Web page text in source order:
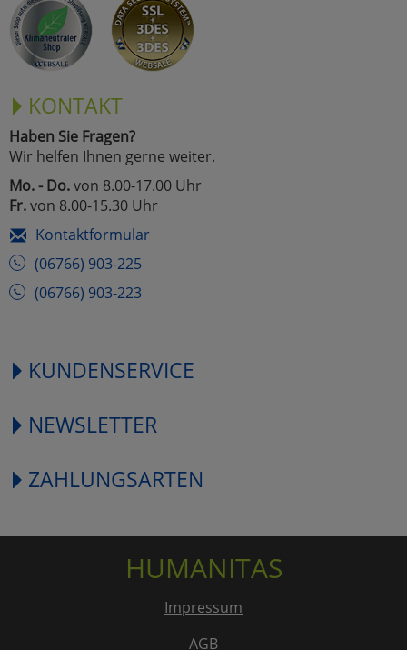
KONTAKT
Haben Sie Fragen?
Wir helfen Ihnen gerne weiter.
Mo. - Do.von 8.00-17.00 Uhr
Fr.von 8.00-15.30 Uhr
Kontaktformular
(06766) 903-225
(06766) 903-223
KUNDENSERVICE
NEWSLETTER
ZAHLUNGSARTEN
HUMANITAS
Impressum
AGB